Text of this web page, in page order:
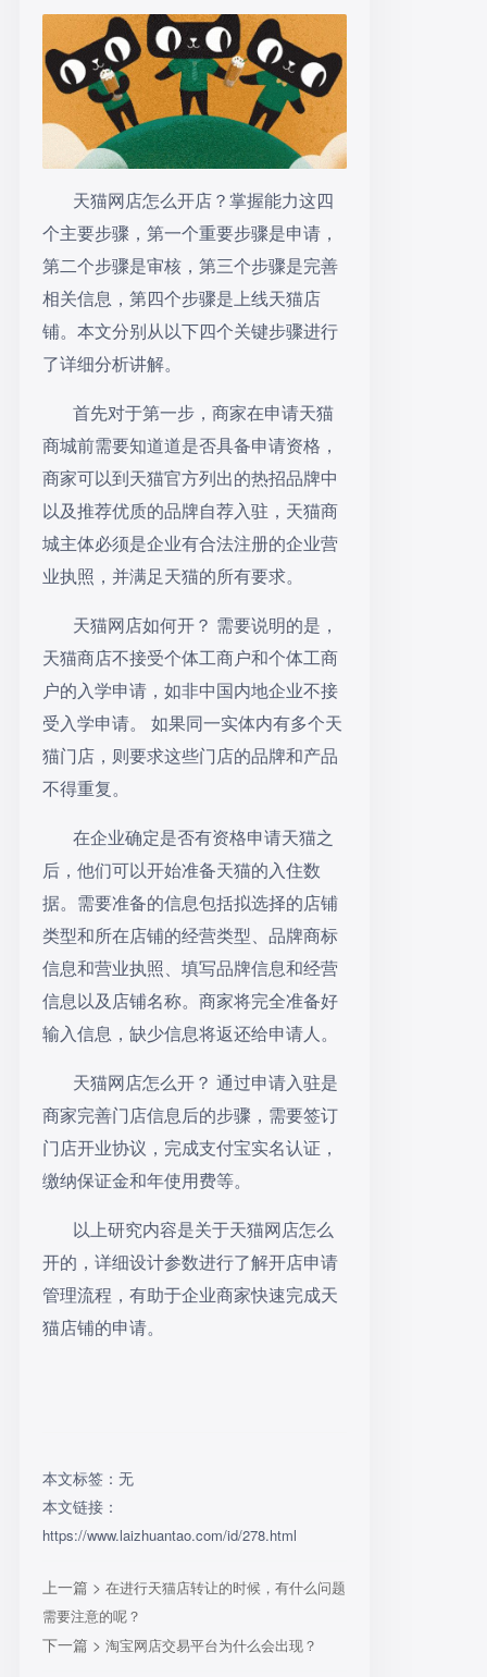
天猫网店怎么开店？掌握能力这四
个主要步骤，第一个重要步骤是申请，
第二个步骤是审核，第三个步骤是完善
相关信息，第四个步骤是上线天猫店
铺。本文分别从以下四个关键步骤进行
了详细分析讲解。
首先对于第一步，商家在申请天猫
商城前需要知道道是否具备申请资格，
商家可以到天猫官方列出的热招品牌中
以及推荐优质的品牌自荐入驻，天猫商
城主体必须是企业有合法注册的企业营
业执照，并满足天猫的所有要求。
天猫网店如何开？ 需要说明的是，
天猫商店不接受个体工商户和个体工商
户的入学申请，如非中国内地企业不接
受入学申请。 如果同一实体内有多个天
猫门店，则要求这些门店的品牌和产品
不得重复。
在企业确定是否有资格申请天猫之
后，他们可以开始准备天猫的入住数
据。需要准备的信息包括拟选择的店铺
类型和所在店铺的经营类型、品牌商标
信息和营业执照、填写品牌信息和经营
信息以及店铺名称。商家将完全准备好
输入信息，缺少信息将返还给申请人。
天猫网店怎么开？ 通过申请入驻是
商家完善门店信息后的步骤，需要签订
门店开业协议，完成支付宝实名认证，
缴纳保证金和年使用费等。
以上研究内容是关于天猫网店怎么
开的，详细设计参数进行了解开店申请
管理流程，有助于企业商家快速完成天
猫店铺的申请。
本文标签：无
本文链接：
https://www.laizhuantao.com/id/278.html
上一篇 > 在进行天猫店转让的时候，有什么问题
需要注意的呢？
下一篇 > 淘宝网店交易平台为什么会出现？